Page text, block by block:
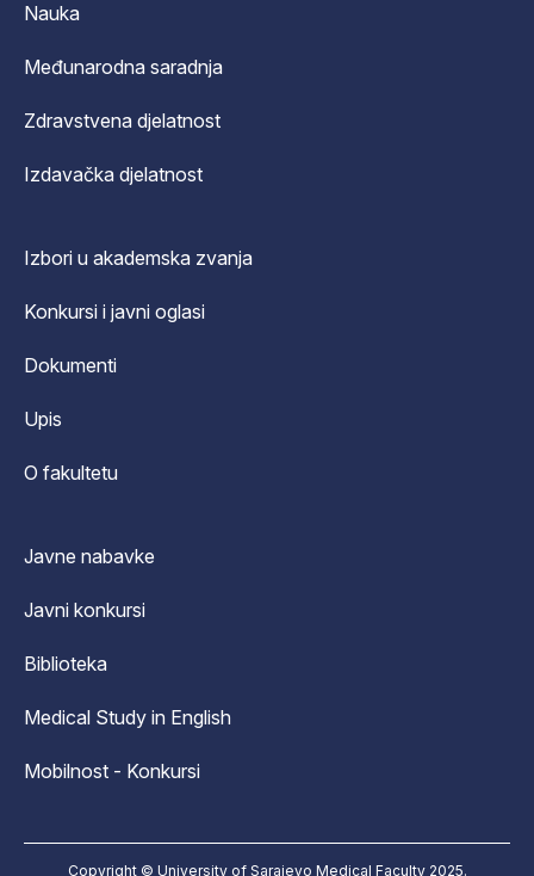
Nauka
Međunarodna saradnja
Zdravstvena djelatnost
Izdavačka djelatnost
Izbori u akademska zvanja
Konkursi i javni oglasi
Dokumenti
Upis
O fakultetu
Javne nabavke
Javni konkursi
Biblioteka
Medical Study in English
Mobilnost - Konkursi
Copyright © University of Sarajevo Medical Faculty 2025.